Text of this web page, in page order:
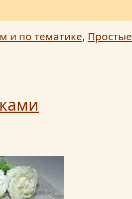
и по тематике, Простые